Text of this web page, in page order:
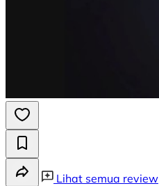
Lihat semua review